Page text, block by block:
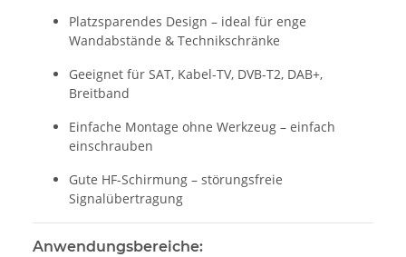
Platzsparendes Design – ideal für enge
Wandabstände & Technikschränke
Geeignet für SAT, Kabel-TV, DVB-T2, DAB+,
Breitband
Einfache Montage ohne Werkzeug – einfach
einschrauben
Gute HF-Schirmung – störungsfreie
Signalübertragung
Anwendungsbereiche: